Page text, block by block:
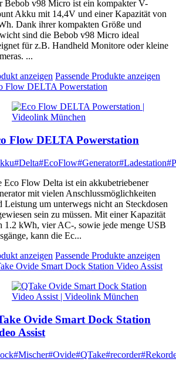
Bebob v98 Micro ist ein kompakter V-
Akku mit 14,4V und einer Kapazität von
Dank ihrer kompakten Größe und
sind die Bebob v98 Micro ideal
für z.B. Handheld Monitore oder kleine
...
anzeigen Passende Produkte anzeigen
Flow DELTA Powerstation
Flow DELTA Powerstation
#Delta#EcoFlow#Generator#Ladestation
Eco Flow Delta ist ein akkubetriebener
mit vielen Anschlussmöglichkeiten
Leistung um unterwegs nicht an Steckdosen
sein zu müssen. Mit einer Kapazität
1.2 kWh, vier AC-, sowie jede menge USB
kann die Ec...
anzeigen Passende Produkte anzeigen
Ovide Smart Dock Station Video Assist
Ovide Smart Dock Station
Assist
#Mischer#Ovide#QTake#recorder